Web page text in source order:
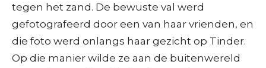
tegen het zand. De bewuste val werd
gefotografeerd door een van haar vrienden, en
die foto werd onlangs haar gezicht op Tinder.
Op die manier wilde ze aan de buitenwereld